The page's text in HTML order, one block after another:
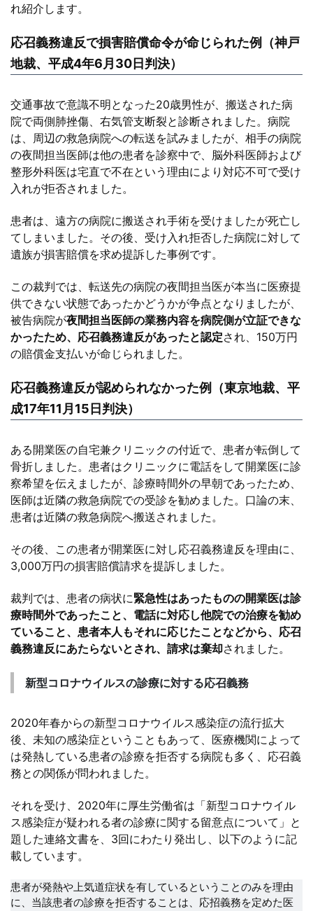
れ紹介します。
応召義務違反で損害賠償命令が命じられた例（神戸
地裁、平成4年6月30日判決）
交通事故で意識不明となった20歳男性が、搬送された病
院で両側肺挫傷、右気管支断裂と診断されました。病院
は、周辺の救急病院への転送を試みましたが、相手の病院
の夜間担当医師は他の患者を診察中で、脳外科医師および
整形外科医は宅直で不在という理由により対応不可で受け
入れが拒否されました。
患者は、遠方の病院に搬送され手術を受けましたが死亡し
てしまいました。その後、受け入れ拒否した病院に対して
遺族が損害賠償を求め提訴した事例です。
この裁判では、転送先の病院の夜間担当医が本当に医療提
供できない状態であったかどうかが争点となりましたが、
被告病院が夜間担当医師の業務内容を病院側が立証できな
かったため、応召義務違反があったと認定され、150万円
の賠償金支払いが命じられました。
応召義務違反が認められなかった例（東京地裁、平
成17年11月15日判決）
ある開業医の自宅兼クリニックの付近で、患者が転倒して
骨折しました。患者はクリニックに電話をして開業医に診
察希望を伝えましたが、診療時間外の早朝であったため、
医師は近隣の救急病院での受診を勧めました。口論の末、
患者は近隣の救急病院へ搬送されました。
その後、この患者が開業医に対し応召義務違反を理由に、
3,000万円の損害賠償請求を提訴しました。
裁判では、患者の病状に緊急性はあったものの開業医は診
療時間外であったこと、電話に対応し他院での治療を勧め
ていること、患者本人もそれに応じたことなどから、応召
義務違反にあたらないとされ、請求は棄却されました。
新型コロナウイルスの診療に対する応召義務
2020年春からの新型コロナウイルス感染症の流行拡大
後、未知の感染症ということもあって、医療機関によって
は発熱している患者の診療を拒否する病院も多く、応召義
務との関係が問われました。
それを受け、2020年に厚生労働省は「新型コロナウイル
ス感染症が疑われる者の診療に関する留意点について」と
題した連絡文書を、3回にわたり発出し、以下のように記
載しています。
患者が発熱や上気道症状を有しているということのみを理由
に、当該患者の診療を拒否することは、応招義務を定めた医